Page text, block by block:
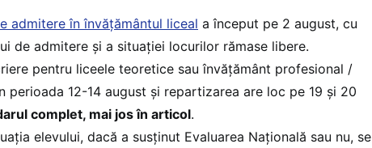
admitere în învățământul liceal a început pe 2 august, cu
de admitere și a situației locurilor rămase libere.
pentru liceele teoretice sau învățământ profesional /
perioada 12-14 august și repartizarea are loc pe 19 și 20
complet, mai jos în articol.
elevului, dacă a susținut Evaluarea Națională sau nu, se